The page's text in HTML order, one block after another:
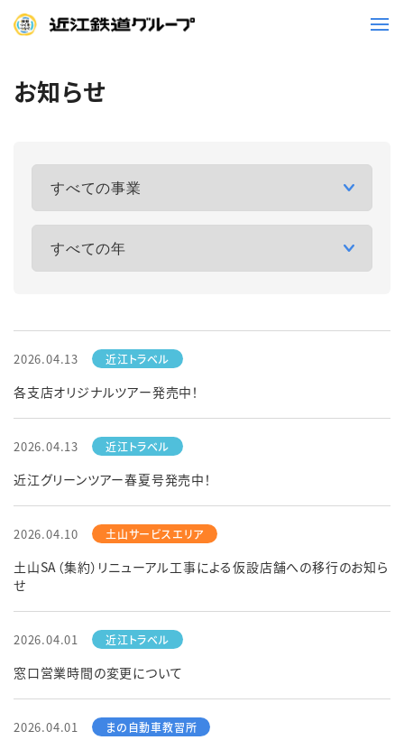
鉄道
事業一覧
観光・イベント情報
採用情報
お問い合わせ一覧
English 簡体中文
お知らせ
2026.04.13
各支店オリジナルツアー発売中！
2026.04.13
近江グリーンツアー春夏号発売中！
2026.04.10
土山SA（集約）リニューアル工事による仮設店舗への移行のお知ら
せ
2026.04.01
窓口営業時間の変更について
2026.04.01